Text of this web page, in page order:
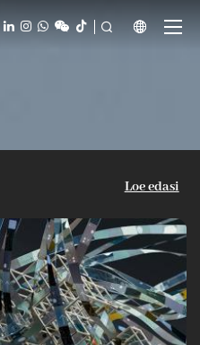
  
Loe edasi